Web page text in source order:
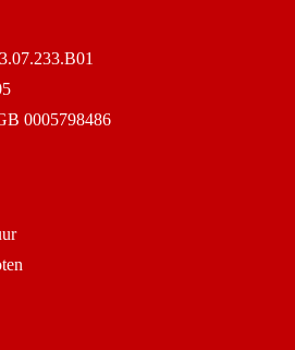
0005798486